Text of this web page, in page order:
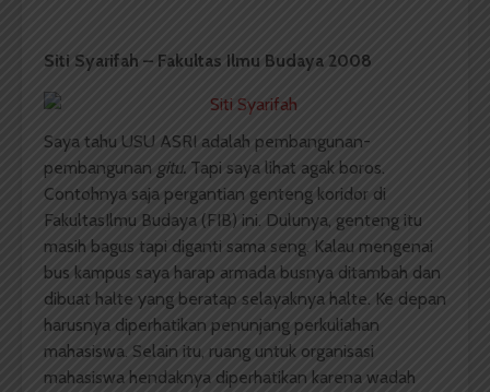
Siti Syarifah – Fakultas Ilmu Budaya 2008
Saya tahu USU ASRI adalah pembangunan-
pembangunan gitu. Tapi saya lihat agak boros.
Contohnya saja pergantian genteng koridor di
FakultasIlmu Budaya (FIB) ini. Dulunya, genteng itu
masih bagus tapi diganti sama seng. Kalau mengenai
bus kampus saya harap armada busnya ditambah dan
dibuat halte yang beratap selayaknya halte. Ke depan
harusnya diperhatikan penunjang perkuliahan
mahasiswa. Selain itu, ruang untuk organisasi
mahasiswa hendaknya diperhatikan karena wadah